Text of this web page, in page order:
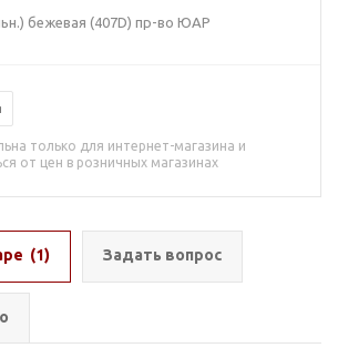
бежевая (407D) пр-во ЮАР
только для интернет-магазина и
от цен в розничных магазинах
(1) Задать вопрос